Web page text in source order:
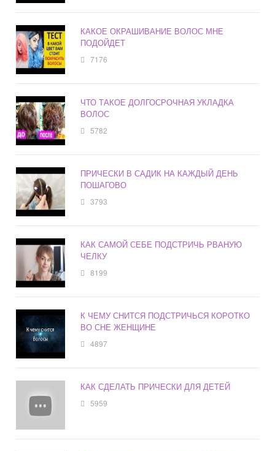
КАКОЕ ОКРАШИВАНИЕ ВОЛОС МНЕ
ПОДОЙДЕТ
7176
ЧТО ТАКОЕ ДОЛГОСРОЧНАЯ УКЛАДКА
ВОЛОС
5782
ПРИЧЕСКИ В САДИК НА КАЖДЫЙ ДЕНЬ
ПОШАГОВО
3793
КАК САМОЙ СЕБЕ ПОДСТРИЧЬ РВАНУЮ
ЧЕЛКУ
8199
К ЧЕМУ СНИТСЯ ПОДСТРИЧЬСЯ КОРОТКО
ВО СНЕ ЖЕНЩИНЕ
4897
КАК СДЕЛАТЬ ПРИЧЕСКИ ДЛЯ ДЕТЕЙ
5959